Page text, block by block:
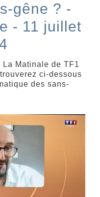
gêne ? -
- 11 juillet
La Matinale de TF1
ci-dessous
des sans-